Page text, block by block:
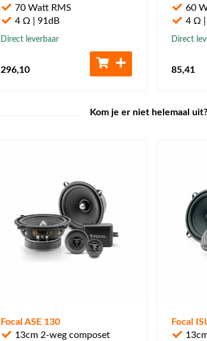
70 Watt RMS
4 Ω | 91dB
Direct leverbaar
296,10
60
4 Ω |
Direct
85,41
Kom je er niet helemaal
Focal ASE 130
13cm 2-weg composet
Focal